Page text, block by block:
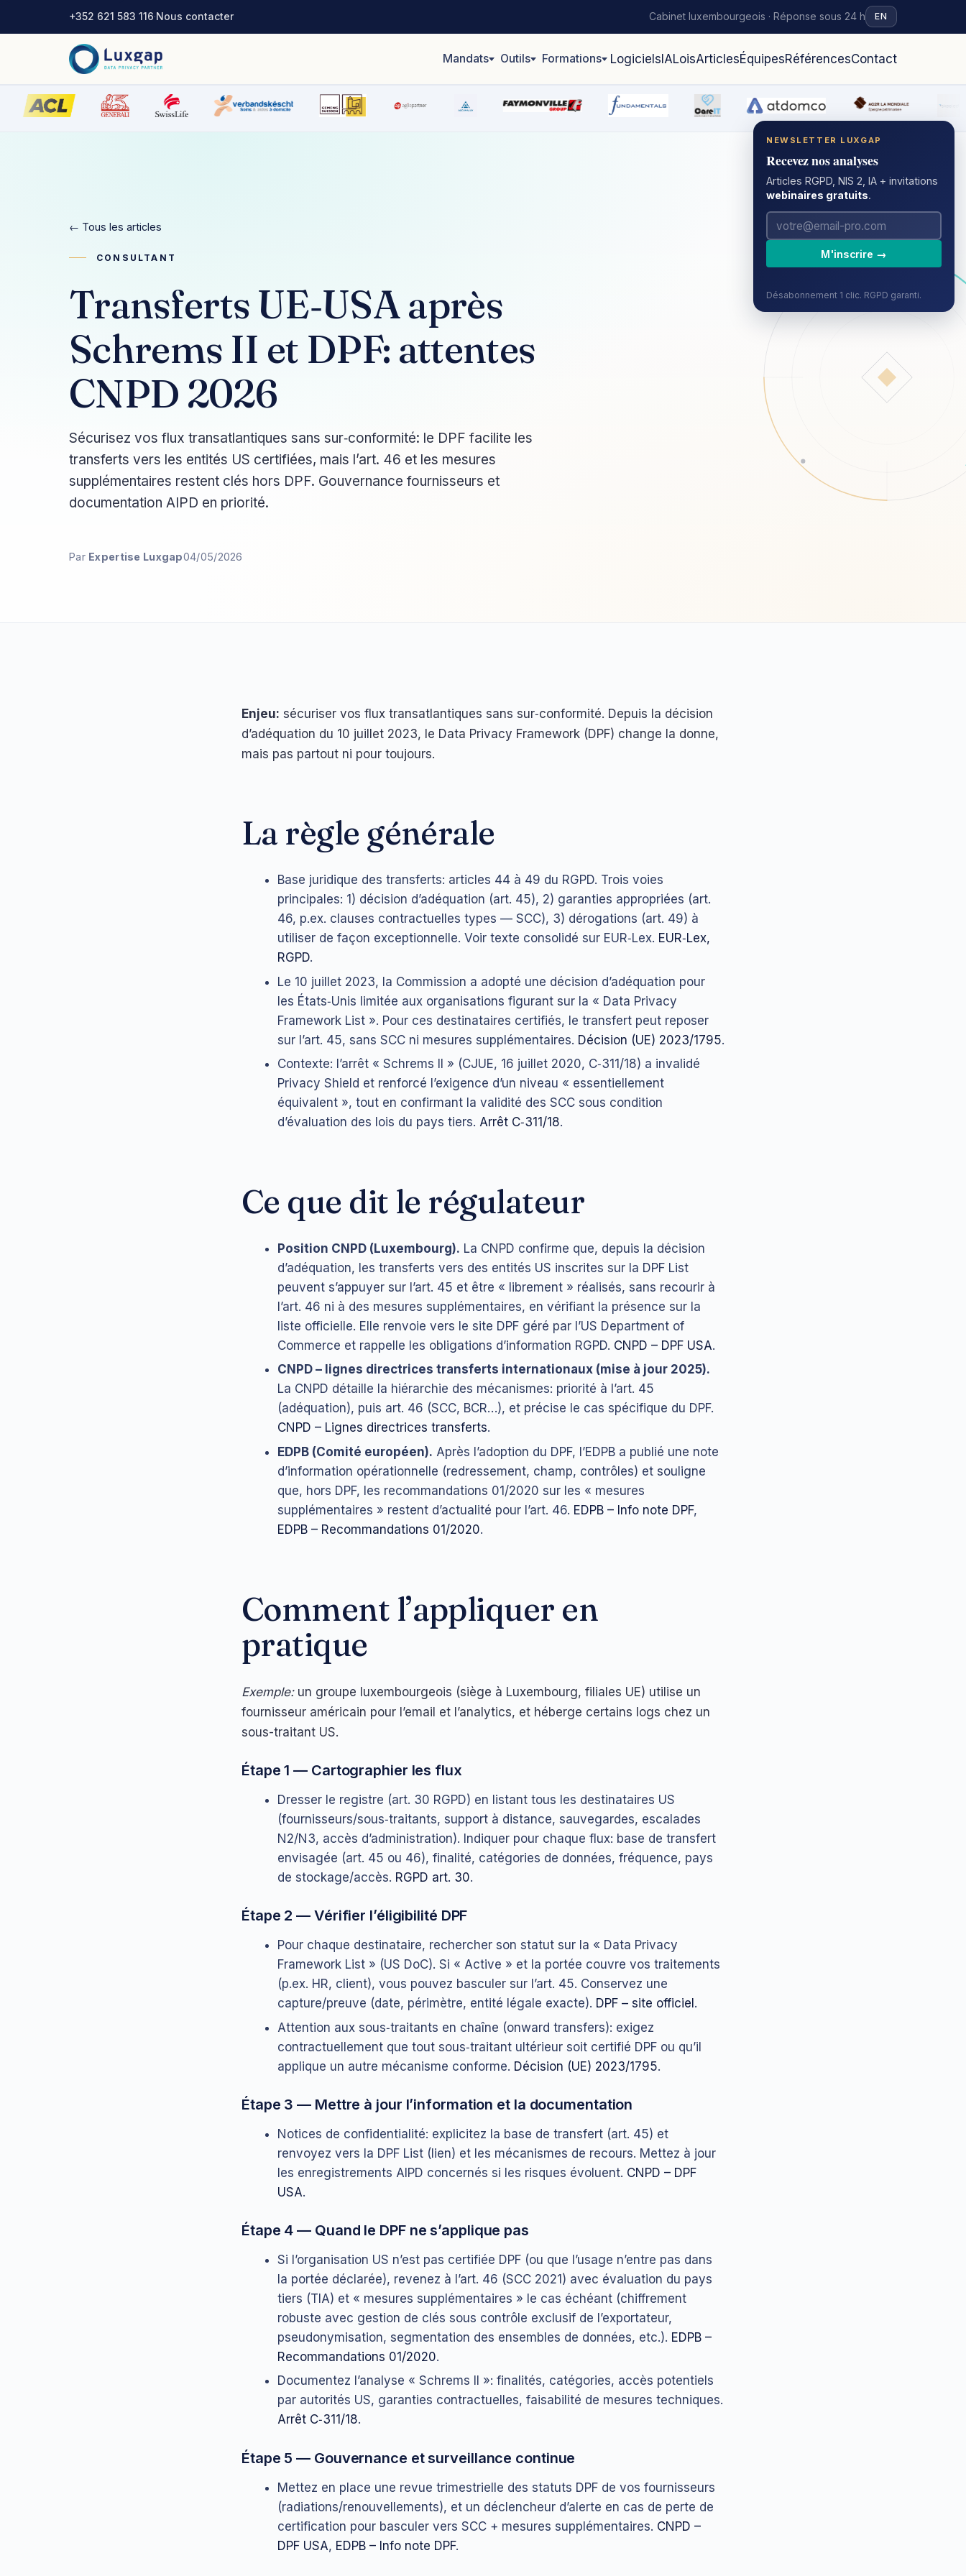
+352 621 583 116·Nous contacter Cabinet luxembourgeois · Réponse sous 24 h EN
Mandats Outils Formations Logiciels IALoisArticlesÉquipesRéférencesContact
← Tous les articles
CONSULTANT
Transferts UE‑USA après
Schrems II et DPF: attentes
CNPD 2026
Sécurisez vos flux transatlantiques sans sur‑conformité: le DPF facilite les
transferts vers les entités US certifiées, mais l’art. 46 et les mesures
supplémentaires restent clés hors DPF. Gouvernance fournisseurs et
documentation AIPD en priorité.
Par Expertise Luxgap04/05/2026
Enjeu: sécuriser vos flux transatlantiques sans sur‑conformité. Depuis la décision
d’adéquation du 10 juillet 2023, le Data Privacy Framework (DPF) change la donne,
mais pas partout ni pour toujours.
La règle générale
Base juridique des transferts: articles 44 à 49 du RGPD. Trois voies
principales: 1) décision d’adéquation (art. 45), 2) garanties appropriées (art.
46, p.ex. clauses contractuelles types — SCC), 3) dérogations (art. 49) à
utiliser de façon exceptionnelle. Voir texte consolidé sur EUR‑Lex. EUR‑Lex,
RGPD.
Le 10 juillet 2023, la Commission a adopté une décision d’adéquation pour
les États‑Unis limitée aux organisations figurant sur la « Data Privacy
Framework List ». Pour ces destinataires certifiés, le transfert peut reposer
sur l’art. 45, sans SCC ni mesures supplémentaires. Décision (UE) 2023/1795.
Contexte: l’arrêt « Schrems II » (CJUE, 16 juillet 2020, C‑311/18) a invalidé
Privacy Shield et renforcé l’exigence d’un niveau « essentiellement
équivalent », tout en confirmant la validité des SCC sous condition
d’évaluation des lois du pays tiers. Arrêt C‑311/18.
Ce que dit le régulateur
Position CNPD (Luxembourg). La CNPD confirme que, depuis la décision
d’adéquation, les transferts vers des entités US inscrites sur la DPF List
peuvent s’appuyer sur l’art. 45 et être « librement » réalisés, sans recourir à
l’art. 46 ni à des mesures supplémentaires, en vérifiant la présence sur la
liste officielle. Elle renvoie vers le site DPF géré par l’US Department of
Commerce et rappelle les obligations d’information RGPD. CNPD – DPF USA.
CNPD – lignes directrices transferts internationaux (mise à jour 2025).
La CNPD détaille la hiérarchie des mécanismes: priorité à l’art. 45
(adéquation), puis art. 46 (SCC, BCR…), et précise le cas spécifique du DPF.
CNPD – Lignes directrices transferts.
EDPB (Comité européen). Après l’adoption du DPF, l’EDPB a publié une note
d’information opérationnelle (redressement, champ, contrôles) et souligne
que, hors DPF, les recommandations 01/2020 sur les « mesures
supplémentaires » restent d’actualité pour l’art. 46. EDPB – Info note DPF,
EDPB – Recommandations 01/2020.
Comment l’appliquer en
pratique
Exemple:un groupe luxembourgeois (siège à Luxembourg, filiales UE) utilise un
fournisseur américain pour l’email et l’analytics, et héberge certains logs chez un
sous-traitant US.
Étape 1 — Cartographier les flux
Dresser le registre (art. 30 RGPD) en listant tous les destinataires US
(fournisseurs/sous‑traitants, support à distance, sauvegardes, escalades
N2/N3, accès d’administration). Indiquer pour chaque flux: base de transfert
envisagée (art. 45 ou 46), finalité, catégories de données, fréquence, pays
de stockage/accès. RGPD art. 30.
Étape 2 — Vérifier l’éligibilité DPF
Pour chaque destinataire, rechercher son statut sur la « Data Privacy
Framework List » (US DoC). Si « Active » et la portée couvre vos traitements
(p.ex. HR, client), vous pouvez basculer sur l’art. 45. Conservez une
capture/preuve (date, périmètre, entité légale exacte). DPF – site officiel.
Attention aux sous‑traitants en chaîne (onward transfers): exigez
contractuellement que tout sous‑traitant ultérieur soit certifié DPF ou qu’il
applique un autre mécanisme conforme. Décision (UE) 2023/1795.
Étape 3 — Mettre à jour l’information et la documentation
Notices de confidentialité: explicitez la base de transfert (art. 45) et
renvoyez vers la DPF List (lien) et les mécanismes de recours. Mettez à jour
les enregistrements AIPD concernés si les risques évoluent. CNPD – DPF
USA.
Étape 4 — Quand le DPF ne s’applique pas
Si l’organisation US n’est pas certifiée DPF (ou que l’usage n’entre pas dans
la portée déclarée), revenez à l’art. 46 (SCC 2021) avec évaluation du pays
tiers (TIA) et « mesures supplémentaires » le cas échéant (chiffrement
robuste avec gestion de clés sous contrôle exclusif de l’exportateur,
pseudonymisation, segmentation des ensembles de données, etc.). EDPB –
Recommandations 01/2020.
Documentez l’analyse « Schrems II »: finalités, catégories, accès potentiels
par autorités US, garanties contractuelles, faisabilité de mesures techniques.
Arrêt C‑311/18.
Étape 5 — Gouvernance et surveillance continue
Mettez en place une revue trimestrielle des statuts DPF de vos fournisseurs
(radiations/renouvellements), et un déclencheur d’alerte en cas de perte de
certification pour basculer vers SCC + mesures supplémentaires. CNPD –
DPF USA, EDPB – Info note DPF.
NEWSLETTER LUXGAP
Recevez nos analyses
Articles RGPD, NIS 2, IA + invitations
webinaires gratuits.
M'inscrire →
Désabonnement 1 clic. RGPD garanti.